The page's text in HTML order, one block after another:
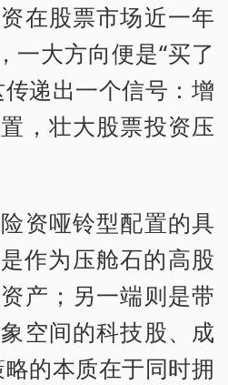
在股票市场近一年
一大方向便是“买了
递出一个信号：增
，壮大股票投资压
哑铃型配置的具
作为压舱石的高股
产；另一端则是带
空间的科技股、成
的本质在于同时拥